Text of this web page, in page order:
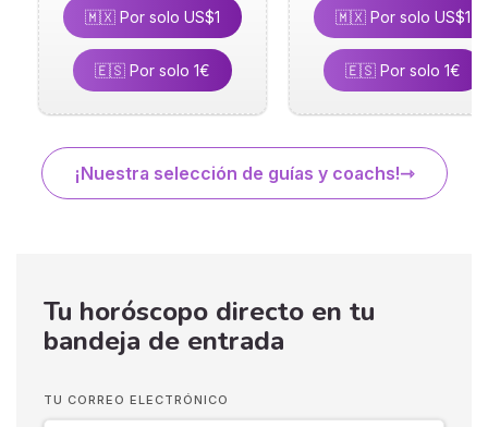
🇲🇽 Por solo US$1
🇪🇸 Por solo 1€
🇲🇽 Por solo US$1
🇪🇸 Por solo 1€
¡Nuestra selección de guías y coachs!
Tu horóscopo directo en tu
bandeja de entrada
TU CORREO ELECTRÓNICO